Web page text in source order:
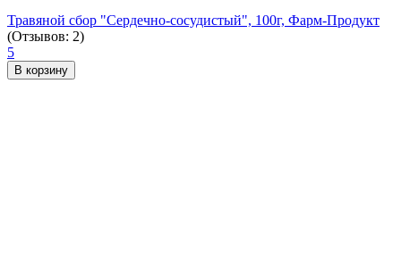
Травяной сбор "Сердечно-сосудистый", 100г, Фарм-Продукт
(Отзывов: 2)
5
В корзину